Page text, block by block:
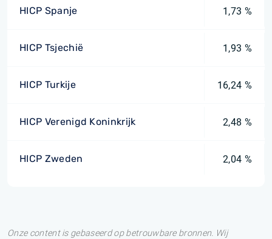
HICP Spanje 1,73 %
HICP Tsjechië 1,93 %
HICP Turkije 16,24 %
HICP Verenigd Koninkrijk 2,48 %
HICP Zweden 2,04 %
Onze content is gebaseerd op betrouwbare bronnen. Wij